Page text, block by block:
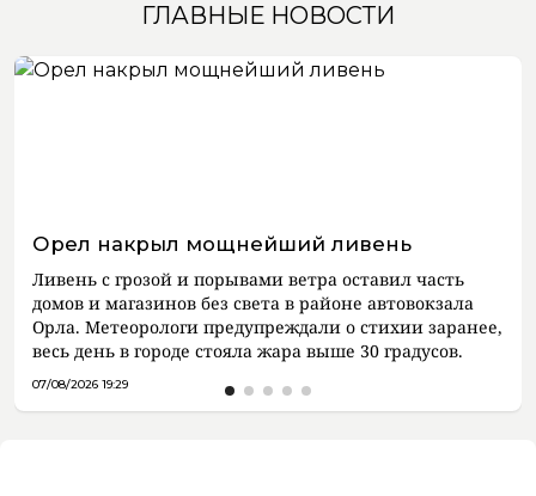
ГЛАВНЫЕ НОВОСТИ
Орел накрыл мощнейший ливень
Ливень с грозой и порывами ветра оставил часть
домов и магазинов без света в районе автовокзала
Орла. Метеорологи предупреждали о стихии заранее,
весь день в городе стояла жара выше 30 градусов.
07/08/2026 19:29